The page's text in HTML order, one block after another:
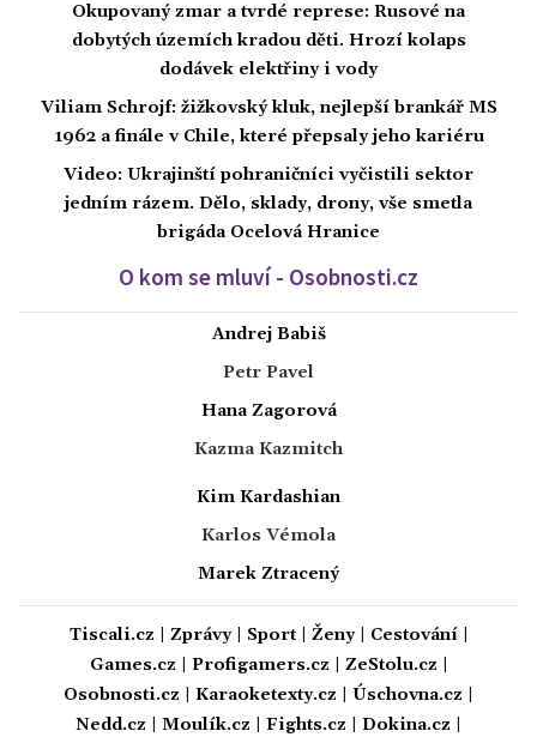
Okupovaný zmar a tvrdé represe: Rusové na
dobytých územích kradou děti. Hrozí kolaps
dodávek elektřiny i vody
Viliam Schrojf: žižkovský kluk, nejlepší brankář MS
1962 a finále v Chile, které přepsaly jeho kariéru
Video: Ukrajinští pohraničníci vyčistili sektor
jedním rázem. Dělo, sklady, drony, vše smetla
brigáda Ocelová Hranice
O kom se mluví - Osobnosti.cz
Andrej Babiš
Petr Pavel
Hana Zagorová
Kazma Kazmitch
Kim Kardashian
Karlos Vémola
Marek Ztracený
Tiscali.cz Zprávy| Sport| Ženy| Cestování|
Games.cz
Profigamers.cz ZeStolu.cz
Osobnosti.cz
Karaoketexty.cz Úschovna.cz
Nedd.cz
Moulík.cz Fights.cz Dokina.cz